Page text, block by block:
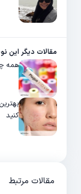
مقالات دیگر این
همه
کنید
مقالات مرتبط